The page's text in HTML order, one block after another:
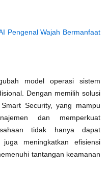
Pengenal Wajah Bermanfaat
model operasi sistem
Dengan memilih solusi
Security, yang mampu
dan memperkuat
tidak hanya dapat
meningkatkan efisiensi
tantangan keamanan